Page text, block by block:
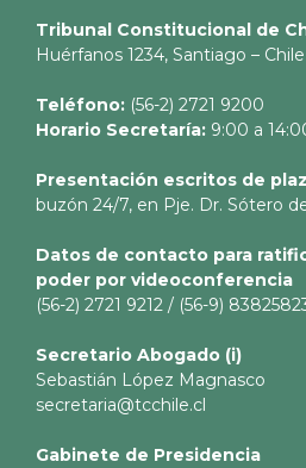
Tribunal Constitucional de
Huérfanos 1234, Santiago – Chile
Teléfono: (56-2) 2721 9200
Horario Secretaría: 9:00 a
Presentación escritos de
buzón 24/7, en Pje. Dr. Sótero
Datos de contacto para
poder por videoconferencia
(56-2) 2721 9212 / (56-9)
Secretario Abogado (i)
Sebastián López Magnasco
secretaria@tcchile.cl
Gabinete de Presidencia